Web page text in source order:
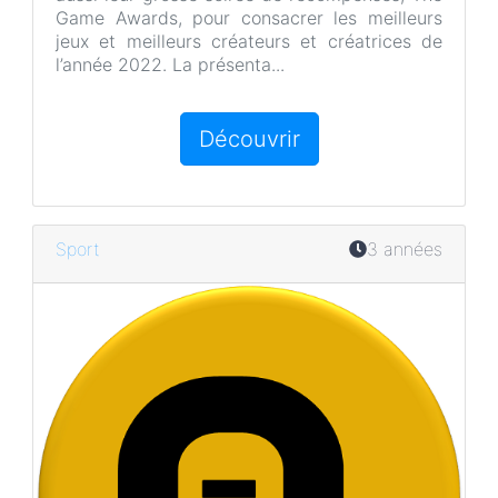
Game Awards, pour consacrer les meilleurs
jeux et meilleurs créateurs et créatrices de
l’année 2022. La présenta...
Découvrir
Sport 3 années